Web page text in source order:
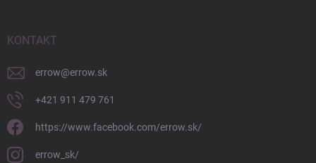
KONTAKT
errow@errow.sk
+421 911 479 761
https://www.facebook.com/errow.sk/
errow_sk/